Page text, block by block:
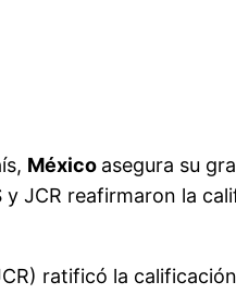
México asegura su
JCR reafirmaron la
ratificó la